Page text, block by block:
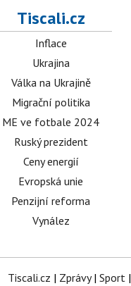
Tiscali.cz
Inflace
Ukrajina
Válka na Ukrajině
Migrační politika
ME ve fotbale 2024
Ruský prezident
Ceny energií
Evropská unie
Penzijní reforma
Vynález
Tiscali.cz | Zprávy| Sport|